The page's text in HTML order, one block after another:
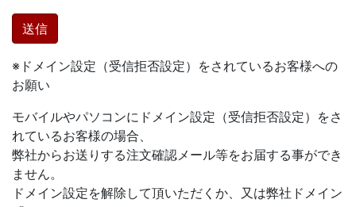
※ドメイン設定（受信拒否設定）をされているお客様への
お願い
モバイルやパソコンにドメイン設定（受信拒否設定）をさ
れているお客様の場合、
弊社からお送りする注文確認メール等をお届する事ができ
ません。
ドメイン設定を解除して頂いただくか、又は弊社ドメイン